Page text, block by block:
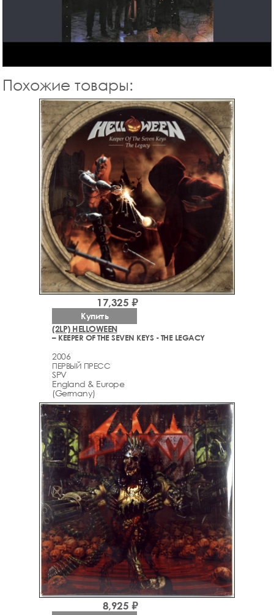
Похожие товары:
(2LP) HELLOWEEN
– KEEPER OF THE SEVEN KEYS - THE LEGACY
2006
ПЕРВЫЙ ПРЕСС
SPV
England & Europe
(Germany)
17,325 ₽
Купить
8,925 ₽